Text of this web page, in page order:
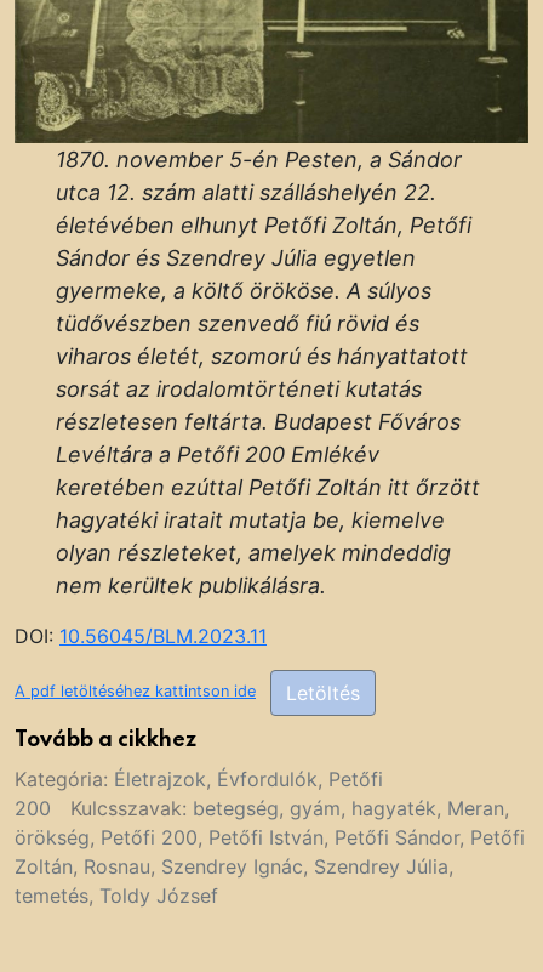
1870. november 5-én Pesten, a Sándor
utca 12. szám alatti szálláshelyén 22.
életévében elhunyt Petőfi Zoltán, Petőfi
Sándor és Szendrey Júlia egyetlen
gyermeke, a költő örököse. A súlyos
tüdővészben szenvedő fiú rövid és
viharos életét, szomorú és hányattatott
sorsát az irodalomtörténeti kutatás
részletesen feltárta. Budapest Főváros
Levéltára a Petőfi 200 Emlékév
keretében ezúttal Petőfi Zoltán itt őrzött
hagyatéki iratait mutatja be, kiemelve
olyan részleteket, amelyek mindeddig
nem kerültek publikálásra.
DOI: 10.56045/BLM.2023.11
A pdf letöltéséhez kattintson ide Letöltés
Tovább a cikkhez
Kategória: Életrajzok, Évfordulók, Petőfi
200
Kulcsszavak: betegség, gyám, hagyaték, Meran,
örökség, Petőfi 200, Petőfi István, Petőfi Sándor, Petőfi
Zoltán, Rosnau, Szendrey Ignác, Szendrey Júlia,
temetés, Toldy József